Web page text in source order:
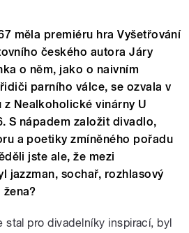
měla premiéru hra Vyšetřování
českého autora Járy
o něm, jako o naivním
parního válce, se ozvala v
Nealkoholické vinárny U
S nápadem založit divadlo,
a poetiky zmíněného pořadu
jste ale, že mezi
jazzman, sochař, rozhlasový
stal pro divadelníky inspirací, byl